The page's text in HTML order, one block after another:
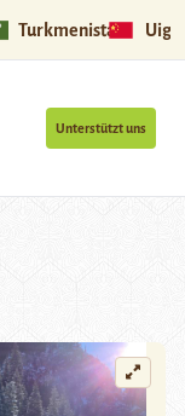
Turkmenistan
Unterstützt uns